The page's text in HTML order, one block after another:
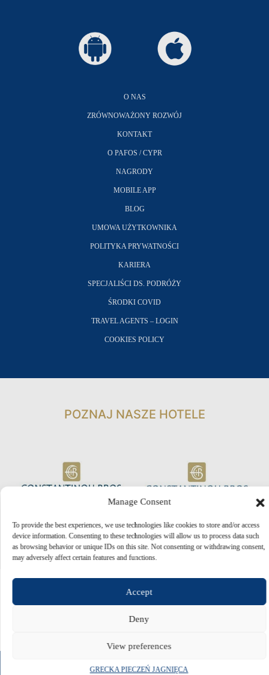
Manage Consent
To provide the best experiences, we use technologies like cookies to store and/or access
device information. Consenting to these technologies will allow us to process data such
as browsing behavior or unique IDs on this site. Not consenting or withdrawing consent,
may adversely affect certain features and functions.
Accept
Deny
View preferences
GRECKA PIECZEŃ JAGNIĘCA
ZAREZERWUJ TERAZ
O NAS
ZRÓWNOWAŻONY ROZWÓJ
KONTAKT
O PAFOS / CYPR
NAGRODY
MOBILE APP
BLOG
UMOWA UŻYTKOWNIKA
POLITYKA PRYWATNOŚCI
KARIERA
SPECJALIŚCI DS. PODRÓŻY
ŚRODKI COVID
TRAVEL AGENTS – LOGIN
COOKIES POLICY
POZNAJ NASZE HOTELE
© 2026 Constantinou Bros Hotels Ltd. All rights reserved.